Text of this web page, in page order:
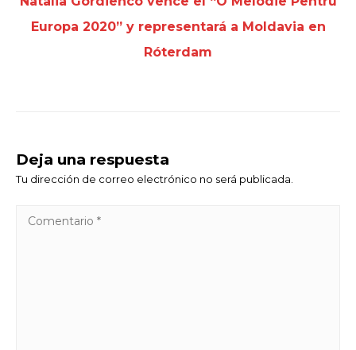
Europa 2020” y representará a Moldavia en
Róterdam
Deja una respuesta
Tu dirección de correo electrónico no será publicada.